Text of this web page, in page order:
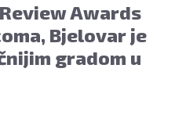
Awards
Bjelovar je
gradom u